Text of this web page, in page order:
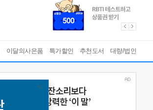
이달의사은품 특가할인 추천도서 대량/법인